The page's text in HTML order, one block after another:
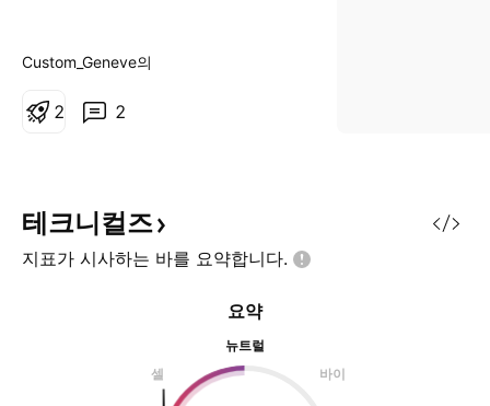
Custom_Geneve의
2
2
테크니컬즈
지표가 시사하는 바를 요약합니다.
요약
뉴트럴
셀
바이